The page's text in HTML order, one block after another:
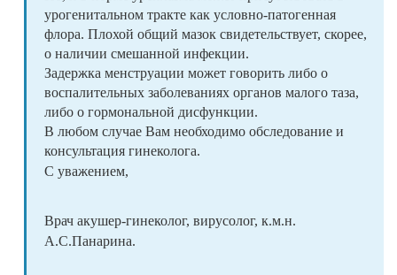
урогенитальном тракте как условно-патогенная
флора. Плохой общий мазок свидетельствует, скорее,
о наличии смешанной инфекции.
Задержка менструации может говорить либо о
воспалительных заболеваниях органов малого таза,
либо о гормональной дисфункции.
В любом случае Вам необходимо обследование и
консультация гинеколога.
С уважением,
Врач акушер-гинеколог, вирусолог, к.м.н.
А.С.Панарина.